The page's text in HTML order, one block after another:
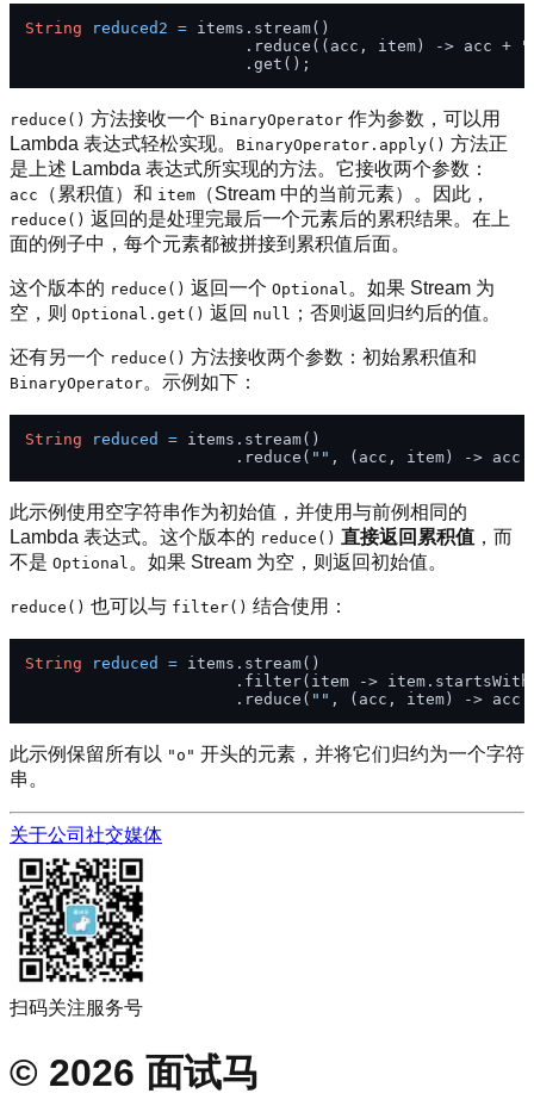
String reduced2 = items.stream()
                       .reduce((acc, item) -> acc +
reduce() 方法接收一个 BinaryOperator 作为参数，可以用
Lambda 表达式轻松实现。
BinaryOperator.apply() 方法正
是上述 Lambda 表达式所实现的方法。它接收两个参数：
acc （累积值）和 item （Stream 中的当前元素）。因此，
reduce() 返回的是处理完最后一个元素后的累积结果。在上
面的例子中，每个元素都被拼接到累积值后面。
这个版本的 reduce() 返回一个 Optional 。如果 Stream 为
空，则 Optional.get() 返回 null ；否则返回归约后的值。
还有另一个 reduce() 方法接收两个参数：初始累积值和
BinaryOperator。示例如下：
String reduced = items.stream()
                      .reduce(
"" , (acc, item) -> acc
此示例使用空字符串作为初始值，并使用与前例相同的
Lambda 表达式。这个版本的 reduce() 直接返回累积值 ，而
不是 Optional 。如果 Stream 为空，则返回初始值。
reduce() 也可以与 filter() 结合使用：
String reduced = items.stream()
.filter(item ->
                      .reduce(
"" , (acc, item) -> acc
此示例保留所有以 "o" 开头的元素，并将它们归约为一个字符
串。
关于公司 社交媒体
扫码关注服务号
© 2026 面试马